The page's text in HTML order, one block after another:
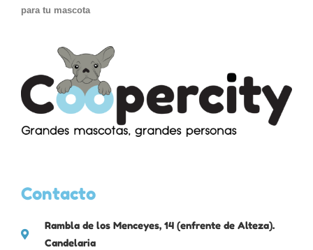
para tu mascota
Contacto
Rambla de los Menceyes, 14 (enfrente de Alteza).
Candelaria